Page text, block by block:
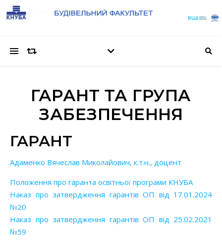
ГАРАНТ ТА ГРУПА
ЗАБЕЗПЕЧЕННЯ
ГАРАНТ
Адаменко Вячеслав Миколайович, к.т.н., доцент
Положення про гаранта освітньої програми КНУБА
Наказ про затвердження гарантів ОП від 17.01.2024
№20
Наказ про затвердження гарантів ОП від 25.02.2021
№59